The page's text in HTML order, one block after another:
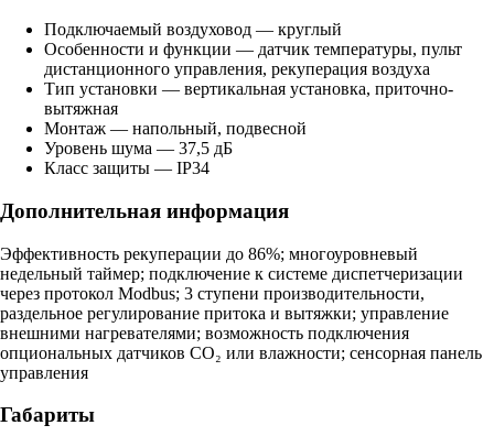
Подключаемый воздуховод — круглый
Особенности и функции — датчик температуры, пульт
дистанционного управления, рекуперация воздуха
Тип установки — вертикальная установка, приточно-
вытяжная
Монтаж — напольный, подвесной
Уровень шума — 37,5 дБ
Класс защиты — IP34
Дополнительная информация
Эффективность рекуперации до 86%; многоуровневый
недельный таймер; подключение к системе диспетчеризации
через протокол Modbus; 3 ступени производительности,
раздельное регулирование притока и вытяжки; управление
внешними нагревателями; возможность подключения
опциональных датчиков СО₂ или влажности; сенсорная панель
управления
Габариты